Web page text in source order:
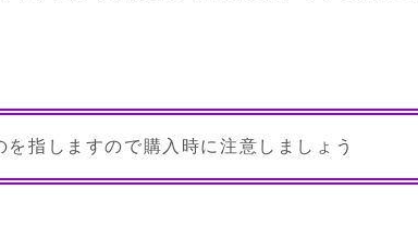
指しますので購入時に注意しましょう